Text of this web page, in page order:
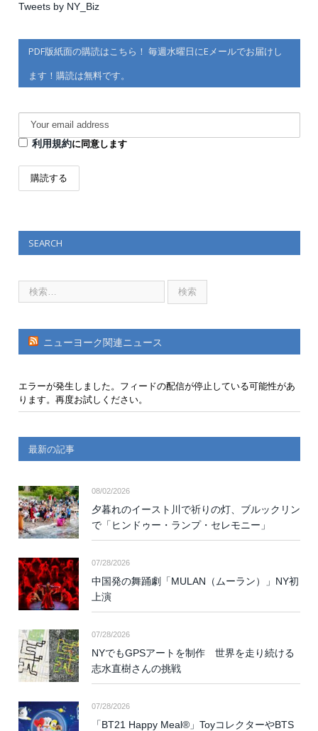
Tweets by NY_Biz
PDF版紙面の購読はこちら！ 毎週水曜日にEメールでお届けし
ます！購読は無料です。
利用規約に同意します
SEARCH
ニューヨーク関連ニュース
エラーが発生しました。フィードの配信が停止している可能性があ
ります。再度お試しください。
最新の記事
08/02/2026
夕暮れのイースト川で祈りの灯、ブルックリン
で「ヒンドゥー・ランプ・セレモニー」
07/28/2026
中国発の舞踊劇「MULAN（ムーラン）」NY初
上演
07/28/2026
NYでもGPSアートを制作 世界を走り続ける
志水直樹さんの挑戦
07/28/2026
「BT21 Happy Meal®」ToyコレクターやBTS